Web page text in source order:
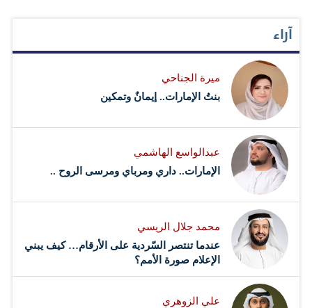
آراء
ميرة الجناحي
بنتُ الإمارات.. إيمانٌ وتمكين
عبدالواسع الهاشمي
الإمارات.. داري ومرباي ومرسى الروح ..
محمد جلال الريسي
عندما تنتصر السّردية على الأرقام… كيف يبني
الإعلام صورة الأمم؟
علي الزوهري